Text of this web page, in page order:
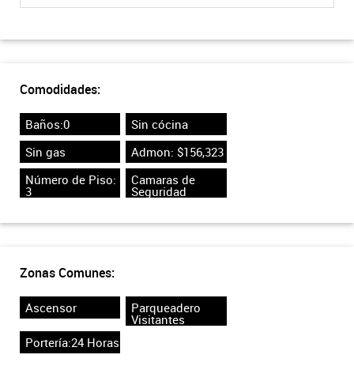
Comodidades:
Baños:0
Sin cócina
Sin gas
Admon: $156,323
Número de Piso:
3
Camaras de
Seguridad
Zonas Comunes:
Ascensor Parqueadero
Visitantes
Portería:24 Horas